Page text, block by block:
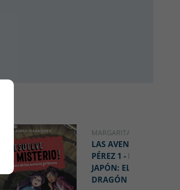
MARGARITA DEL MAZO
LAS AVENTURAS DE
PÉREZ 1 - MISIÓN
JAPÓN: EL RETO DEL
DRAGÓN